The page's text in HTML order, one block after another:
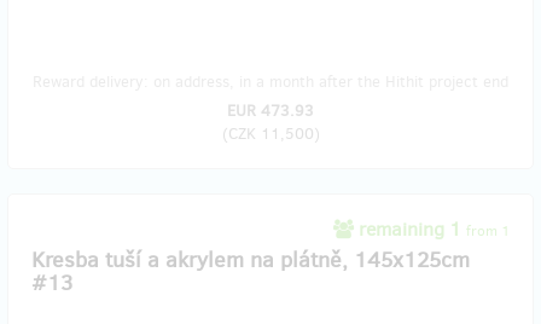
EUR 473.93
(CZK 11,500)
remaining 1 from 1
Kresba tuší a akrylem na plátně, 145x125cm
#13